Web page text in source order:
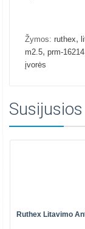
Žymos: ruthex,
m2.5, prm-16214
įvorės
Ruthex Litavimo